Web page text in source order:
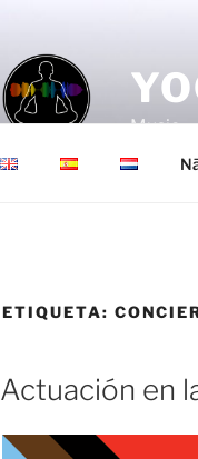
Music –
ETIQUETA:
Actuación en